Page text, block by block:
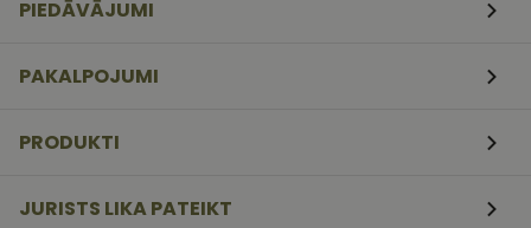
PIEDĀVĀJUMI
PAKALPOJUMI
PRODUKTI
JURISTS LIKA PATEIKT
izmanto
ir